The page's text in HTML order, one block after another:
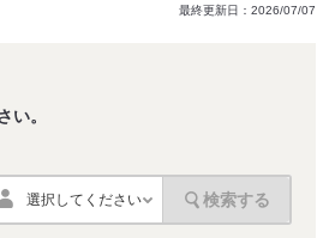
最終更新日：2026/07/07
い。
選択してください 検索する